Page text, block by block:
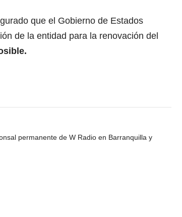
que el Gobierno de Estados
de la entidad para la renovación del
permanente de W Radio en Barranquilla y